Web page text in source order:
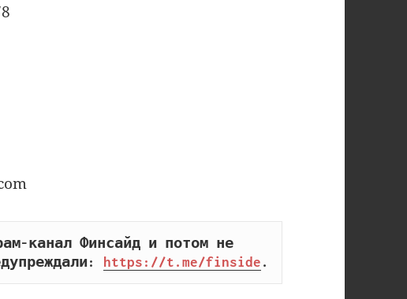
канал Финсайд и потом не
https://t.me/finside .